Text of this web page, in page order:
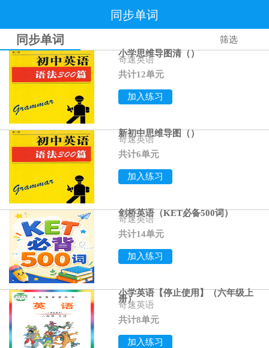
同步单词
同步单词
筛选
小学思维导图清（）
奇速英语
共计12单元
加入练习
新初中思维导图（）
奇速英语
共计6单元
加入练习
剑桥英语（KET必备500词）
奇速英语
共计14单元
加入练习
小学英语【停止使用】（六年级上
册）
奇速英语
共计8单元
加入练习